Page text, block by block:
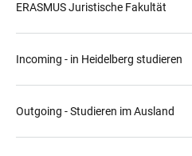
ERASMUS Juristische Fakultät
Incoming - in Heidelberg studieren
Outgoing - Studieren im Ausland